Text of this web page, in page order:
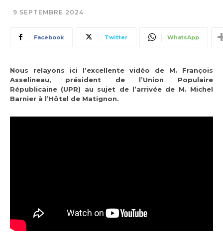
9 SEPTEMBRE 2024
Facebook Twitter WhatsApp
Nous relayons ici l’excellente vidéo de M. François
Asselineau, président de l’Union Populaire
Républicaine (UPR) au sujet de l’arrivée de M. Michel
Barnier à l’Hôtel de Matignon.